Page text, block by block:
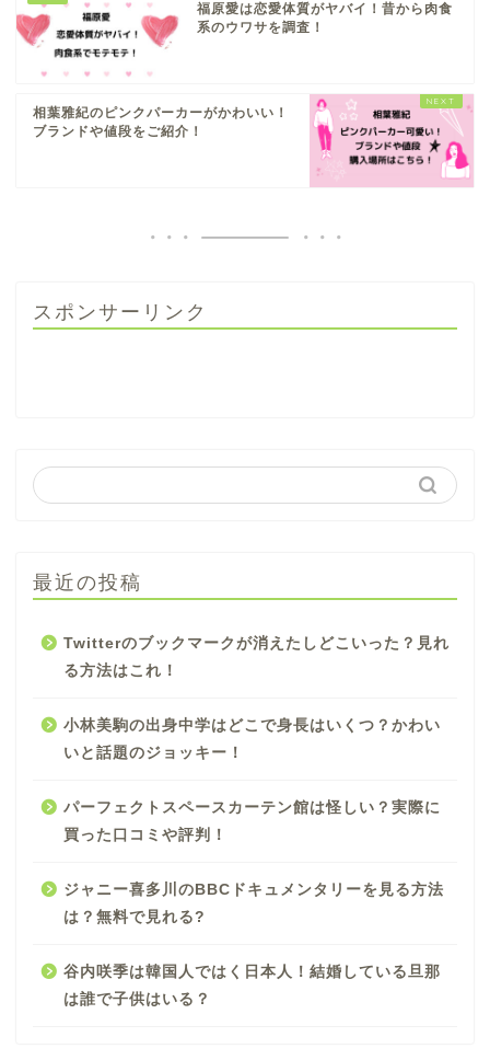
福原愛は恋愛体質がヤバイ！昔から肉食
系のウワサを調査！
相葉雅紀のピンクパーカーがかわいい！
ブランドや値段をご紹介！
スポンサーリンク
最近の投稿
Twitterのブックマークが消えたしどこいった？見れ
る方法はこれ！
小林美駒の出身中学はどこで身長はいくつ？かわい
いと話題のジョッキー！
パーフェクトスペースカーテン館は怪しい？実際に
買った口コミや評判！
ジャニー喜多川のBBCドキュメンタリーを見る方法
は？無料で見れる?
谷内咲季は韓国人ではく日本人！結婚している旦那
は誰で子供はいる？